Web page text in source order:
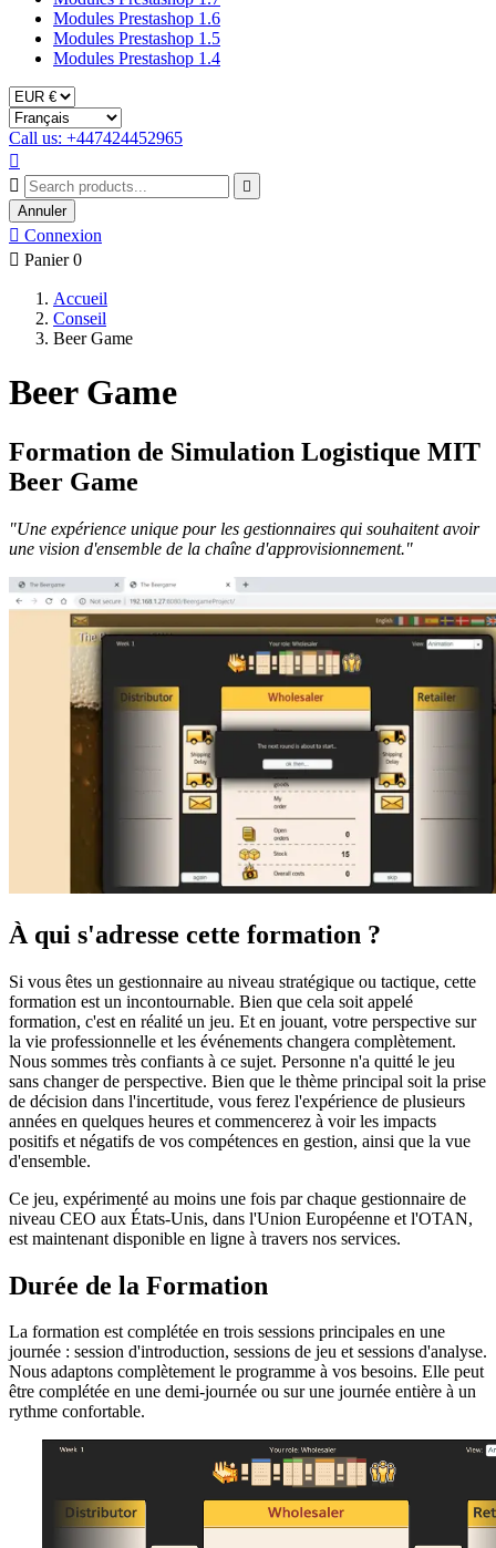
Modules Prestashop 1.6
Modules Prestashop 1.5
Modules Prestashop 1.4
Call us: +447424452965



Annuler
 Connexion
 Panier 0
Accueil
Conseil
Beer Game
Beer Game
Formation de Simulation Logistique MIT
Beer Game
"Une expérience unique pour les gestionnaires qui souhaitent avoir
une vision d'ensemble de la chaîne d'approvisionnement."
À qui s'adresse cette formation ?
Si vous êtes un gestionnaire au niveau stratégique ou tactique, cette
formation est un incontournable. Bien que cela soit appelé
formation, c'est en réalité un jeu. Et en jouant, votre perspective sur
la vie professionnelle et les événements changera complètement.
Nous sommes très confiants à ce sujet. Personne n'a quitté le jeu
sans changer de perspective. Bien que le thème principal soit la prise
de décision dans l'incertitude, vous ferez l'expérience de plusieurs
années en quelques heures et commencerez à voir les impacts
positifs et négatifs de vos compétences en gestion, ainsi que la vue
d'ensemble.
Ce jeu, expérimenté au moins une fois par chaque gestionnaire de
niveau CEO aux États-Unis, dans l'Union Européenne et l'OTAN,
est maintenant disponible en ligne à travers nos services.
Durée de la Formation
La formation est complétée en trois sessions principales en une
journée : session d'introduction, sessions de jeu et sessions d'analyse.
Nous adaptons complètement le programme à vos besoins. Elle peut
être complétée en une demi-journée ou sur une journée entière à un
rythme confortable.